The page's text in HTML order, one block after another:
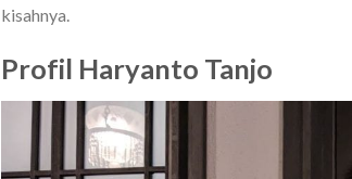
kisahnya.
Profil Haryanto Tanjo